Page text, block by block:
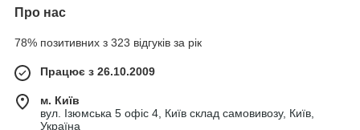
Про нас
78% позитивних з 323 відгуків за рік
Працює з 26.10.2009
м. Київ
вул. Ізюмська 5 офіс 4, Київ склад самовивозу, Київ,
Україна